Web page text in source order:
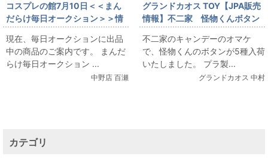
コスプレの館7月10日＜＜まん
だらけ毎日オークション＞＞情
報です
現在、毎日オークションに出品
中の商品のご案内です。 まんだ
らけ毎日オークション ...
中野店 百瀬
グランドカオス TOY【JPA販売
情報】不二家 怪物くんボタン
不二家のキャンデーのオマケ
で、怪物くんのボタンが5種入荷
いたしました。 プラ製...
グランドカオス 中村
カテゴリ